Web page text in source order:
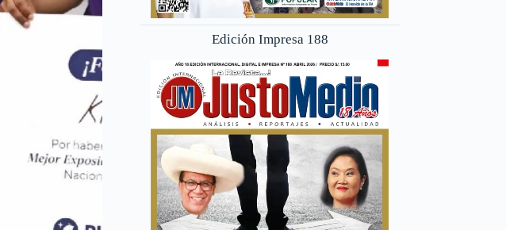
Edición Impresa 188